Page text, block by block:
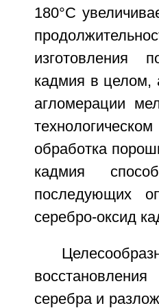
180°С
изготовления
кадмия в целом,
агломерации
обработка
кадмия
последующих
серебро-оксид
серебра и